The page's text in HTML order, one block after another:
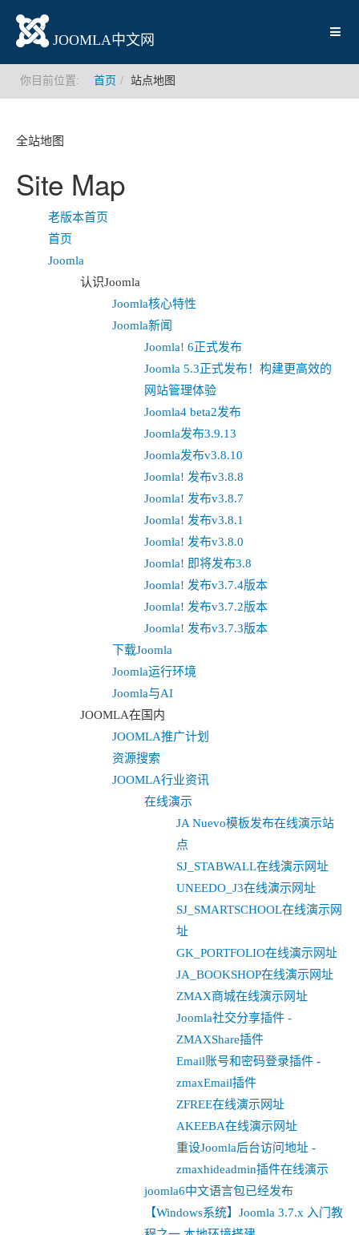
JOOMLA中文网
你目前位置: 首页 站点地图
全站地图
Site Map
老版本首页
首页
Joomla
认识Joomla
Joomla核心特性
Joomla新闻
Joomla! 6正式发布
Joomla 5.3正式发布！构建更高效的
网站管理体验
Joomla4 beta2发布
Joomla发布3.9.13
Joomla发布v3.8.10
Joomla! 发布v3.8.8
Joomla! 发布v3.8.7
Joomla! 发布v3.8.1
Joomla! 发布v3.8.0
Joomla! 即将发布3.8
Joomla! 发布v3.7.4版本
Joomla! 发布v3.7.2版本
Joomla! 发布v3.7.3版本
下载Joomla
Joomla运行环境
Joomla与AI
JOOMLA在国内
JOOMLA推广计划
资源搜索
JOOMLA行业资讯
在线演示
JA Nuevo模板发布在线演示站
点
SJ_STABWALL在线演示网址
UNEEDO_J3在线演示网址
SJ_SMARTSCHOOL在线演示网
址
GK_PORTFOLIO在线演示网址
JA_BOOKSHOP在线演示网址
ZMAX商城在线演示网址
Joomla社交分享插件 -
ZMAXShare插件
Email账号和密码登录插件 -
zmaxEmail插件
ZFREE在线演示网址
AKEEBA在线演示网址
重设Joomla后台访问地址 -
zmaxhideadmin插件在线演示
joomla6中文语言包已经发布
【Windows系统】Joomla 3.7.x 入门教